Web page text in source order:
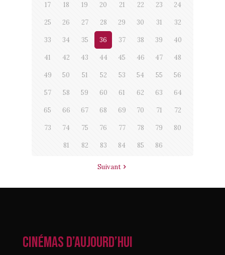
17 18 19 20 21 22 23 24
25 26 27 28 29 30 31 32
33 34 35 36 37 38 39 40
41 42 43 44 45 46 47 48
49 50 51 52 53 54 55 56
57 58 59 60 61 62 63 64
65 66 67 68 69 70 71 72
73 74 75 76 77 78 79 80
81 82 83 84 85 86
Suivant
CINÉMAS D’AUJOURD’HUI